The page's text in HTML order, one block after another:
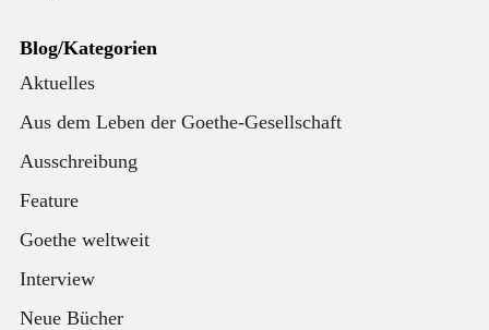
Blog/Kategorien
Aktuelles
Aus dem Leben der Goethe-Gesellschaft
Ausschreibung
Feature
Goethe weltweit
Interview
Neue Bücher